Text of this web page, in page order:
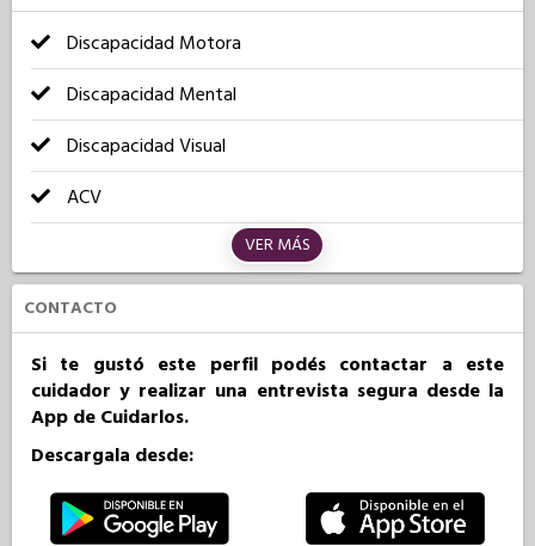
Discapacidad Motora
Discapacidad Mental
Discapacidad Visual
ACV
VER MÁS
CONTACTO
Si te gustó este perfil podés contactar a este
cuidador y realizar una entrevista segura desde la
App de Cuidarlos.
Descargala desde: